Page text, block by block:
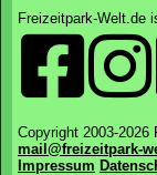
Freizeitpark-Welt.de
Copyright 2003-2026
mail@freizeitpark-
Impressum